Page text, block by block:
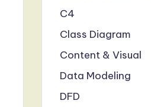
C4
Class Diagram
Content & Visual
Data Modeling
DFD